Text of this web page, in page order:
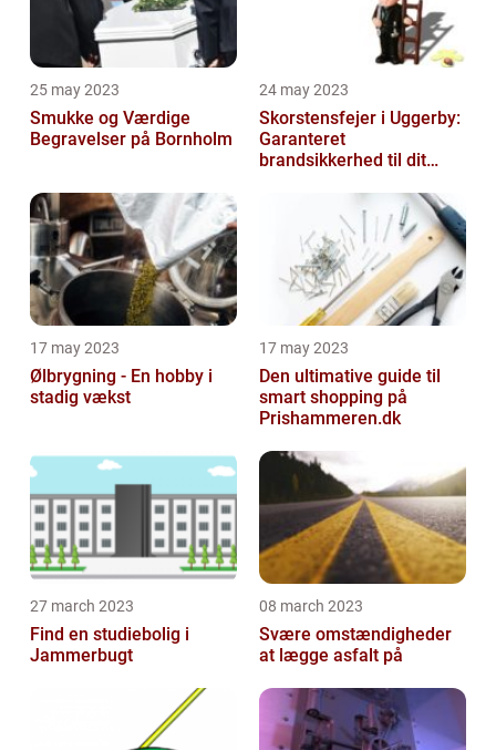
25 may 2023
Smukke og Værdige
Begravelser på Bornholm
24 may 2023
Skorstensfejer i Uggerby:
Garanteret
brandsikkerhed til dit
17 may 2023
Ølbrygning - En hobby i
stadig vækst
17 may 2023
Den ultimative guide til
smart shopping på
Prishammeren.dk
27 march 2023
Find en studiebolig i
Jammerbugt
08 march 2023
Svære omstændigheder
at lægge asfalt på